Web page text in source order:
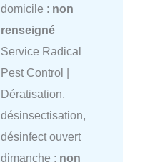
domicile : non
renseigné
Service Radical
Pest Control |
Dératisation,
désinsectisation,
désinfect ouvert
dimanche : non